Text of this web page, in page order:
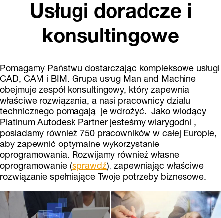
Usługi doradcze i
konsultingowe
Pomagamy Państwu dostarczając kompleksowe usługi
CAD, CAM i BIM. Grupa usług Man and Machine
obejmuje zespół konsultingowy, który zapewnia
właściwe rozwiązania, a nasi pracownicy działu
technicznego pomagają je wdrożyć. Jako wiodący
Platinum Autodesk Partner jesteśmy wiarygodni ,
posiadamy również 750 pracowników w całej Europie,
aby zapewnić optymalne wykorzystanie
oprogramowania. Rozwijamy również własne
oprogramowanie (sprawdź), zapewniając właściwe
rozwiązanie spełniające Twoje potrzeby biznesowe.